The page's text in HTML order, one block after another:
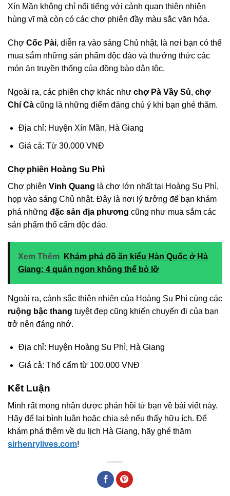
Xín Mần không chỉ nổi tiếng với cảnh quan thiên nhiên
hùng vĩ mà còn có các chợ phiên đầy màu sắc văn hóa.
Chợ Cốc Pài, diễn ra vào sáng Chủ nhật, là nơi bạn có thể
mua sắm những sản phẩm độc đáo và thưởng thức các
món ăn truyền thống của đồng bào dân tộc.
Ngoài ra, các phiên chợ khác như chợ Pà Vầy Sủ, chợ
Chí Cà cũng là những điểm đáng chú ý khi bạn ghé thăm.
Địa chỉ: Huyện Xín Mần, Hà Giang
Giá cả: Từ 30.000 VNĐ
Chợ phiên Hoàng Su Phì
Chợ phiên Vinh Quang là chợ lớn nhất tại Hoàng Su Phì,
họp vào sáng Chủ nhật. Đây là nơi lý tưởng để bạn khám
phá những đặc sản địa phương cũng như mua sắm các
sản phẩm thổ cẩm độc đáo.
Xem Thêm
Khám phá đồ ăn kiểu Hàn Quốc ở Hà
Giang: 4 quán ngon không thể bỏ lỡ
Ngoài ra, cảnh sắc thiên nhiên của Hoàng Su Phì cùng các
ruộng bậc thang tuyệt đẹp cũng khiến chuyến đi của bạn
trở nên đáng nhớ.
Địa chỉ: Huyện Hoàng Su Phì, Hà Giang
Giá cả: Thổ cẩm từ 100.000 VNĐ
Kết Luận
Mình rất mong nhận được phản hồi từ bạn về bài viết này.
Hãy để lại bình luận hoặc chia sẻ nếu thấy hữu ích. Để
khám phá thêm về du lịch Hà Giang, hãy ghé thăm
sirhenrylives.com!